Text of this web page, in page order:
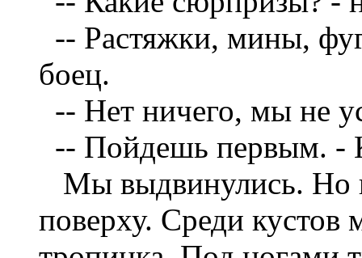
-- Растяжки, мины,
боец.
-- Нет ничего, мы не
-- Пойдешь первым. -
Мы выдвинулись. Но
поверху. Среди кустов